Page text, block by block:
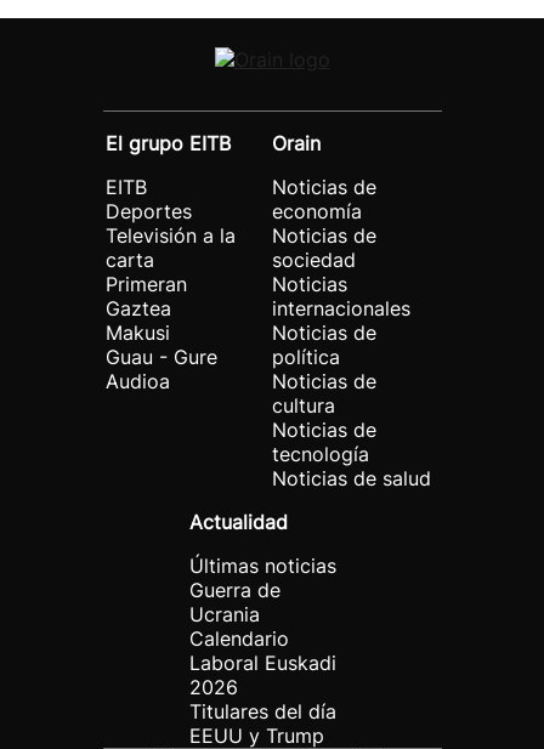
El grupo EITB
EITB
Deportes
Televisión a la
carta
Primeran
Gaztea
Makusi
Guau - Gure
Audioa
Orain
Noticias de
economía
Noticias de
sociedad
Noticias
internacionales
Noticias de
política
Noticias de
cultura
Noticias de
tecnología
Noticias de salud
Actualidad
Últimas noticias
Guerra de
Ucrania
Calendario
Laboral Euskadi
2026
Titulares del día
EEUU y Trump